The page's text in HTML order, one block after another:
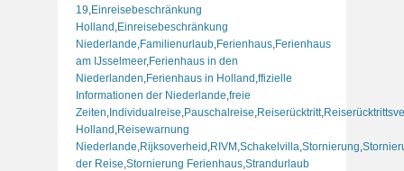
19 Einreisebeschränkung
Holland Einreisebeschränkung
Niederlande Familienurlaub Ferienhaus Ferienhaus
am IJsselmeer, Ferienhaus in den
Niederlanden Ferienhaus in Holland ffizielle
Informationen der Niederlande freie
Zeiten Individualreise Pauschalreise Reiserücktritt,
Holland Reisewarnung
Niederlande Rijksoverheid RIVM Schakelvilla Stornierung
der Reise Stornierung Ferienhaus Strandurlaub